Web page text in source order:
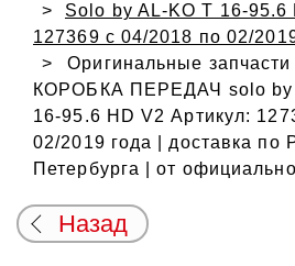
Solo by AL-KO T 16-95.6
127369 с 04/2018 по 02/
Оригинальные запчасти
КОРОБКА ПЕРЕДАЧ solo by
16-95.6 HD V2 Артикул:
02/2019 года | доставка по
Петербурга | от
Назад